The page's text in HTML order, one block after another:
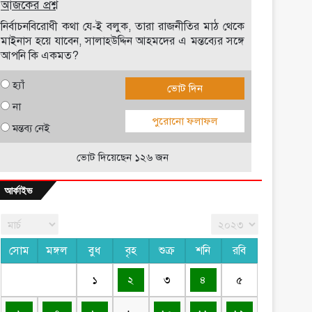
আজকের প্রশ্ন
নির্বাচনবিরোধী কথা যে-ই বলুক, তারা রাজনীতির মাঠ থেকে
মাইনাস হয়ে যাবেন, সালাহউদ্দিন আহমদের এ মন্তব্যের সঙ্গে
আপনি কি একমত?
হ্যাঁ
না
মন্তব্য নেই
ভোট দিন
পুরোনো ফলাফল
ভোট দিয়েছেন ১২৬ জন
আর্কাইভ
সোম মঙ্গল বুধ বৃহ শুক্র শনি রবি
১ ২ ৩ ৪ ৫